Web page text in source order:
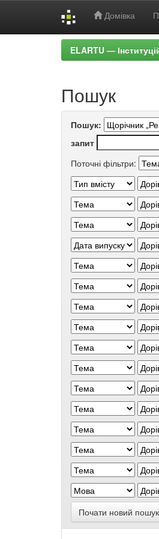
Домівка
ELARTU —
Пошук
Пошук:
запит
Поточні фільтри:
Почати новий пошук